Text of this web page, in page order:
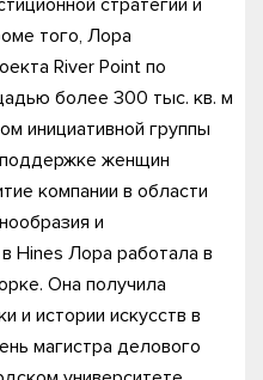
стратегии и
того, Лора
River Point по
более 300 тыс. кв. м
инициативной группы
женщин
компании в области
и
Hines Лора работала в
Она получила
и истории искусств в
магистра делового